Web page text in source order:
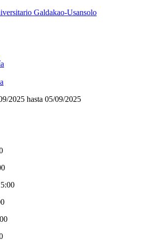
Galdakao-Usansolo
2025 hasta 05/09/2025